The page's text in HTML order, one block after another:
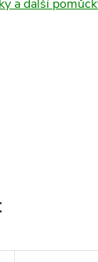
a další